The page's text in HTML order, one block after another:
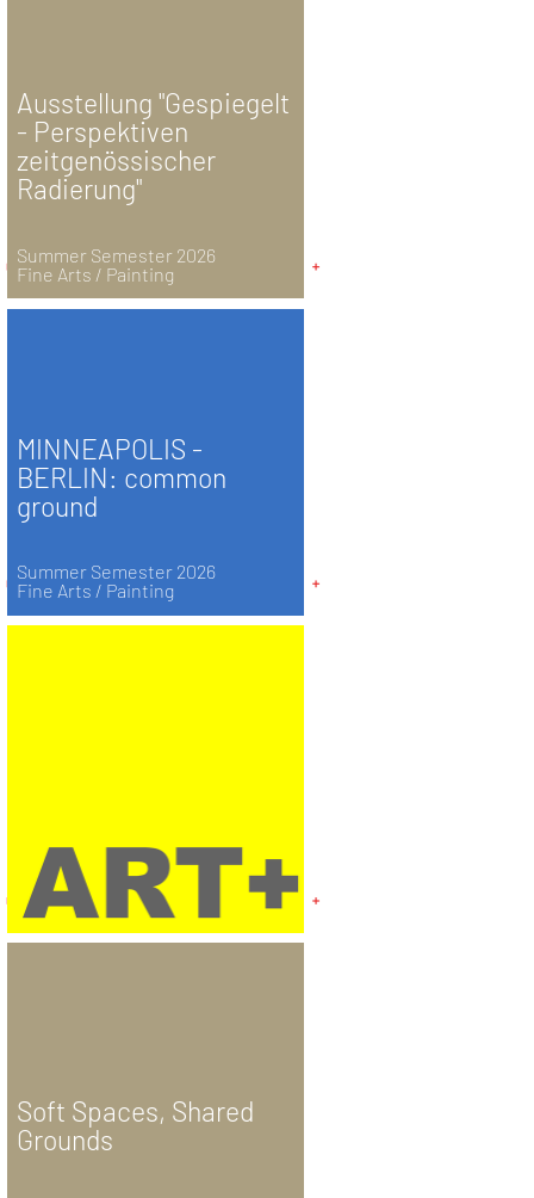
Ausstellung "Gespiegelt
- Perspektiven
zeitgenössischer
Radierung"
Summer Semester 2026
Fine Arts / Painting
MINNEAPOLIS -
BERLIN: common
ground
Summer Semester 2026
Fine Arts / Painting
Soft Spaces, Shared
Grounds